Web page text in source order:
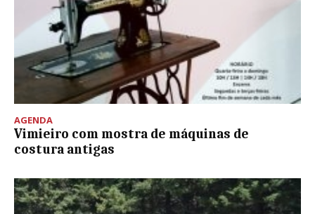
AGENDA
Vimieiro com mostra de máquinas de
costura antigas